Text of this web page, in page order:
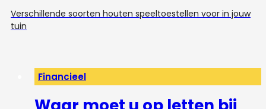
Verschillende soorten houten speeltoestellen voor in jouw
tuin
Financieel